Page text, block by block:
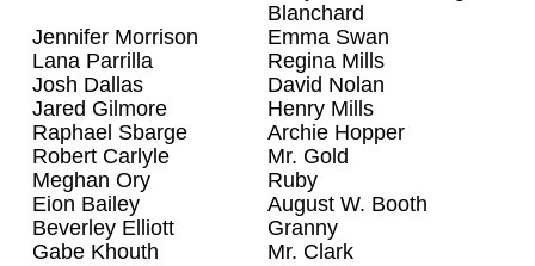
Raceman
5
Mlockementor
90
Blanchard
Jennifer Morrison
Emma Swan
Lana Parrilla
Regina Mills
Josh Dallas
David Nolan
Jared Gilmore
Henry Mills
Raphael Sbarge
Archie Hopper
Robert Carlyle
Mr. Gold
Meghan Ory
Ruby
Eion Bailey
August W. Booth
Beverley Elliott
Granny
Gabe Khouth
Mr. Clark